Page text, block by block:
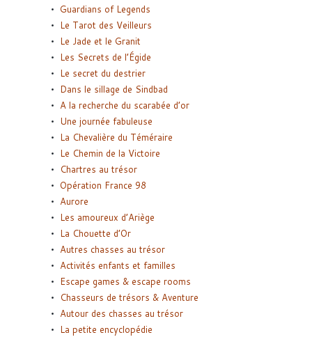
Guardians of Legends
Le Tarot des Veilleurs
Le Jade et le Granit
Les Secrets de l’Égide
Le secret du destrier
Dans le sillage de Sindbad
A la recherche du scarabée d’or
Une journée fabuleuse
La Chevalière du Téméraire
Le Chemin de la Victoire
Chartres au trésor
Opération France 98
Aurore
Les amoureux d’Ariège
La Chouette d’Or
Autres chasses au trésor
Activités enfants et familles
Escape games & escape rooms
Chasseurs de trésors & Aventure
Autour des chasses au trésor
La petite encyclopédie